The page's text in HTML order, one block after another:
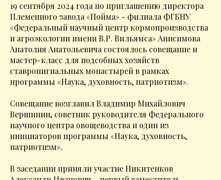
19 сентября 2024 года по приглашению директора
Племенного завода «Пойма» - филиала ФГБНУ
«Федеральный научный центр кормопроизводства
и агроэкологии имени В.Р. Вильямса» Анисимова
Анатолия Анатольевича состоялось совещание и
мастер-класс для подсобных хозяйств
ставропигиальных монастырей в рамках
программы «Наука, духовность, патриотизм».
Совещание возглавил Владимир Михайлович
Вершинин, советник руководителя Федерального
научного центра овощеводства и один из
инициаторов программы «Наука, духовность,
патриотизм».
В заседании приняли участие Никитенков